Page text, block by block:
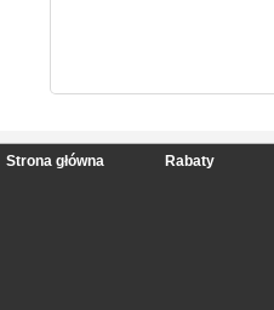
Strona główna Rabaty